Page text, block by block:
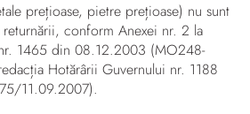
prețioase, pietre prețioase) nu sunt
returnării, conform Anexei nr. 2 la
1465 din 08.12.2003 (MO248-
Hotărârii Guvernului nr. 1188
11.09.2007).